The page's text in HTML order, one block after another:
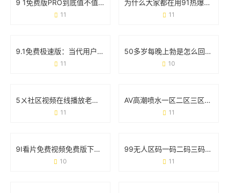
9 1免费版PRO到底值不值得下载？这些细节必须看
11
为什么大家都在用91热爆app官网版？这些功能你可能还不知道
11
9.1免费极速版：当代用户的效率神器还是营销噱头？
11
50多岁每晚上勃是怎么回事？医生解读真实原因和应对方案
10
5ㄨ社区视频在线播放老司机版：为什么它成了用户找资源的“万能钥匙”？
11
AV高潮喷水一区二区三区：真实体验与用户争议全记录
11
9I看片免费视频免费版下载：高清影视资源一网打尽
10
99无人区码一码二码三码四码：藏在代码里的秘密与挑战
11